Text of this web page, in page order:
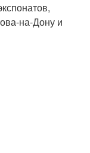
на-Дону и